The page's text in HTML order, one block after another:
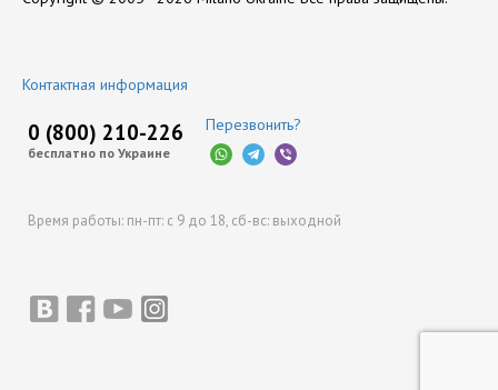
Производитель
Контактная информация
0 (800) 210-226
бесплатно по Украине
Перезвонить?
Время работы: пн-пт: с 9 до 18, сб-вс: выходной